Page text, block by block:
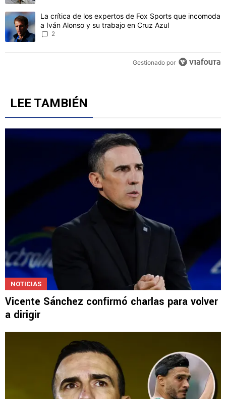
Un artículo de tendencia con el título "La crítica de los expertos
La crítica de los expertos de Fox Sports que incomoda
a Iván Alonso y su trabajo en Cruz Azul
2
Gestionado por
LEE TAMBIÉN
NOTICIAS
Vicente Sánchez confirmó charlas para volver
a dirigir